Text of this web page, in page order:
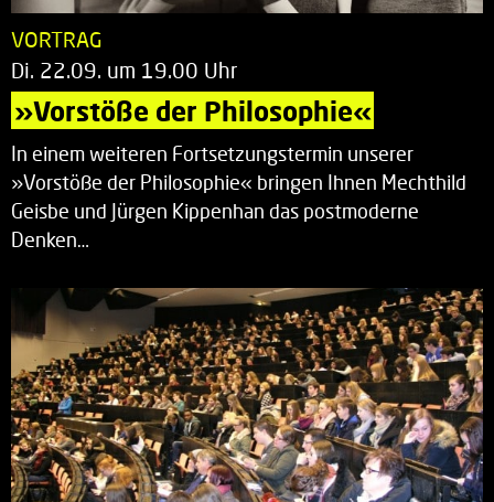
VORTRAG
Di. 22.09. um 19.00 Uhr
»Vorstöße der Philosophie«
In einem weiteren Fortsetzungstermin unserer
»Vorstöße der Philosophie« bringen Ihnen Mechthild
Geisbe und Jürgen Kippenhan das postmoderne
Denken…